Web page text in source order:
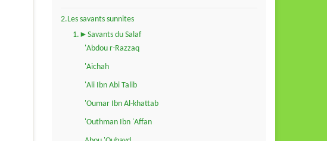
2.Les savants sunnites
1.►Savants du Salaf
'Abdou r-Razzaq
'Aichah
'Ali Ibn Abi Talib
'Oumar Ibn Al-khattab
'Outhman Ibn 'Affan